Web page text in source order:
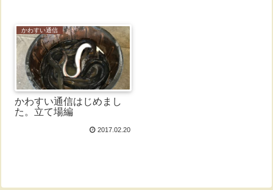
かわすい通信
かわすい通信はじめまし
た。立て場編
2017.02.20